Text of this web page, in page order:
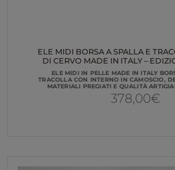
ELE MIDI BORSA A SPALLA E
DI CERVO MADE IN ITALY –
ELE MIDI IN PELLE MADE IN ITALY
TRACOLLA CON INTERNO IN CAMOSCIO,
MATERIALI PREGIATI E QUALITÀ
378,00€